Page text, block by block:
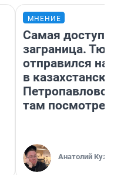
МНЕНИЕ
Самая
заграница.
отправился
в
там
Анатолий